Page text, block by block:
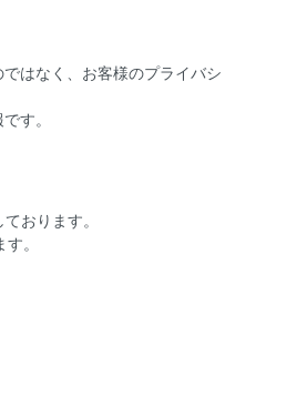
はなく、お客様のプライバシ
す。
おります。
。